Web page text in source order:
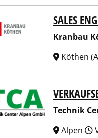
Köthen GmbH
SALES
Kranbau
Köthen
Center Alpen GmbH
Technik
Alpen